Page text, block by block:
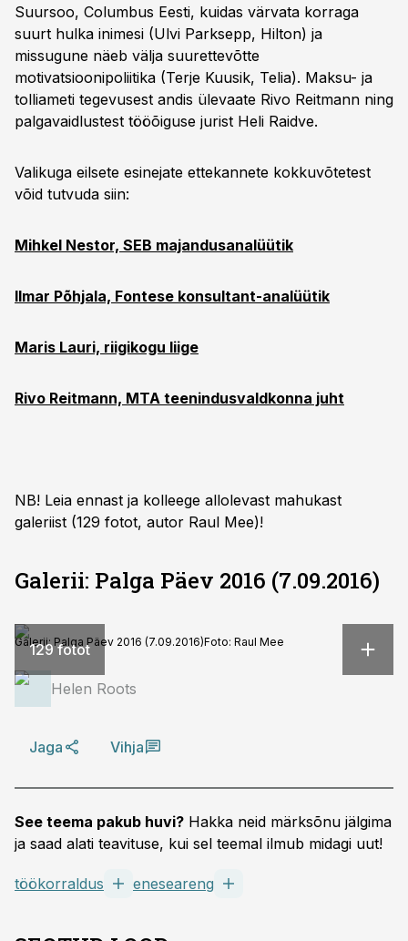
Suursoo, Columbus Eesti, kuidas värvata korraga
suurt hulka inimesi (Ulvi Parksepp, Hilton) ja
missugune näeb välja suurettevõtte
motivatsioonipoliitika (Terje Kuusik, Telia). Maksu- ja
tolliameti tegevusest andis ülevaate Rivo Reitmann ning
palgavaidlustest tööõiguse jurist Heli Raidve.
Valikuga eilsete esinejate ettekannete kokkuvõtetest
võid tutvuda siin:
Mihkel Nestor, SEB majandusanalüütik
Ilmar Põhjala, Fontese konsultant-analüütik
Maris Lauri, riigikogu liige
Rivo Reitmann, MTA teenindusvaldkonna juht
NB! Leia ennast ja kolleege allolevast mahukast
galeriist (129 fotot, autor Raul Mee)!
Galerii: Palga Päev 2016 (7.09.2016)
129 fotot
Galerii: Palga Päev 2016 (7.09.2016)Foto: Raul Mee
Helen Roots
Jaga Vihja
See teema pakub huvi? Hakka neid märksõnu jälgima
ja saad alati teavituse, kui sel teemal ilmub midagi uut!
töökorraldus eneseareng